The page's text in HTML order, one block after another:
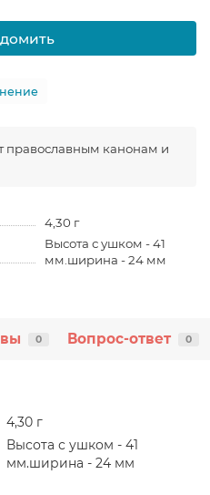
православным канонам и
4,30 г
Высота с ушком - 41
мм.ширина - 24 мм
0 Вопрос-ответ 0
4,30 г
Высота с ушком - 41
мм.ширина - 24 мм